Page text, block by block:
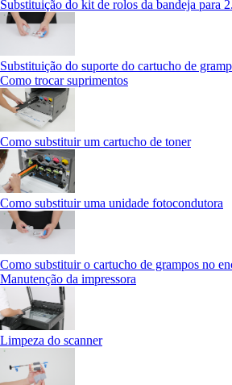
Substituição do kit de rolos da bandeja para
Substituição do suporte do cartucho de
Como trocar suprimentos
Como substituir um cartucho de toner
Como substituir uma unidade fotocondutora
Como substituir o cartucho de grampos no
Manutenção da impressora
Limpeza do scanner